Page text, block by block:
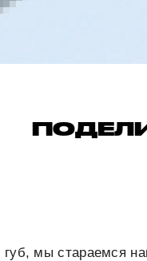
губ, мы стараемся